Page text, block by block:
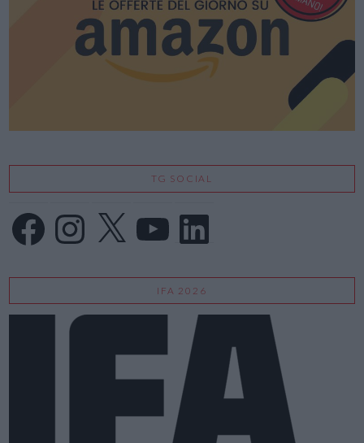
TG SOCIAL
FacebookInstagram
X LinkedIn
IFA 2026